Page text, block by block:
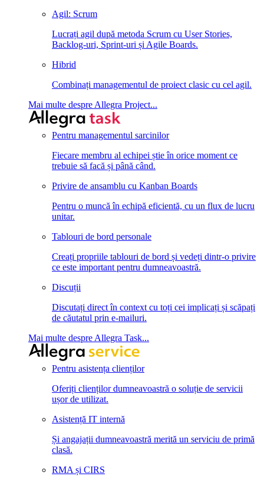
Agil: Scrum
Lucrați agil după metoda Scrum cu User Stories,
Backlog-uri, Sprint-uri și Agile Boards.
Hibrid
Combinați managementul de proiect clasic cu cel agil.
Mai multe despre Allegra Project...
Pentru managementul sarcinilor
Fiecare membru al echipei știe în orice moment ce
trebuie să facă și până când.
Privire de ansamblu cu Kanban Boards
Pentru o muncă în echipă eficientă, cu un flux de lucru
unitar.
Tablouri de bord personale
Creați propriile tablouri de bord și vedeți dintr-o privire
ce este important pentru dumneavoastră.
Discuții
Discutați direct în context cu toți cei implicați și scăpați
de căutatul prin e-mailuri.
Mai multe despre Allegra Task...
Pentru asistența clienților
Oferiți clienților dumneavoastră o soluție de servicii
ușor de utilizat.
Asistență IT internă
Și angajații dumneavoastră merită un serviciu de primă
clasă.
RMA și CIRS